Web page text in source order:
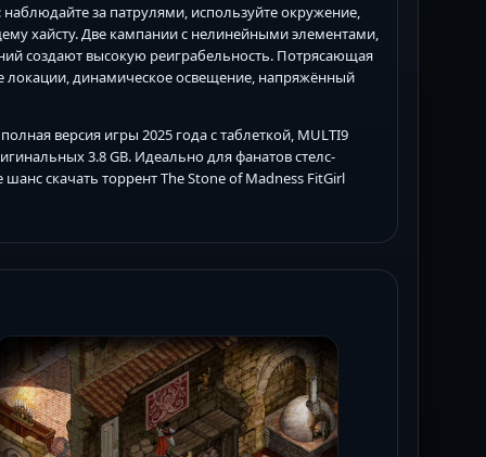
за патрулями, используйте окружение,
хайсту. Две кампании с нелинейными элементами,
создают высокую реиграбельность. Потрясающая
локации, динамическое освещение, напряжённый
версия игры 2025 года с таблеткой, MULTI9
3.8 GB. Идеально для фанатов стелс-
скачать торрент The Stone of Madness FitGirl